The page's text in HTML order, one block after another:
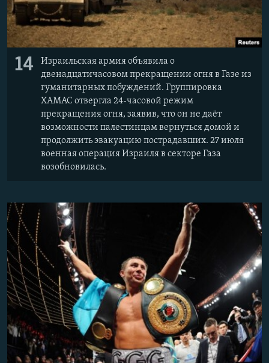
14
Израильская армия объявила о
двенадцатичасовом прекращении огня в Газе из
гуманитарных побуждений. Группировка
ХАМАС отвергла 24-часовой режим
прекращения огня, заявив, что он не даёт
возможности палестинцам вернуться домой и
продолжить эвакуацию пострадавших. 27 июля
военная операция Израиля в секторе Газа
возобновилась.